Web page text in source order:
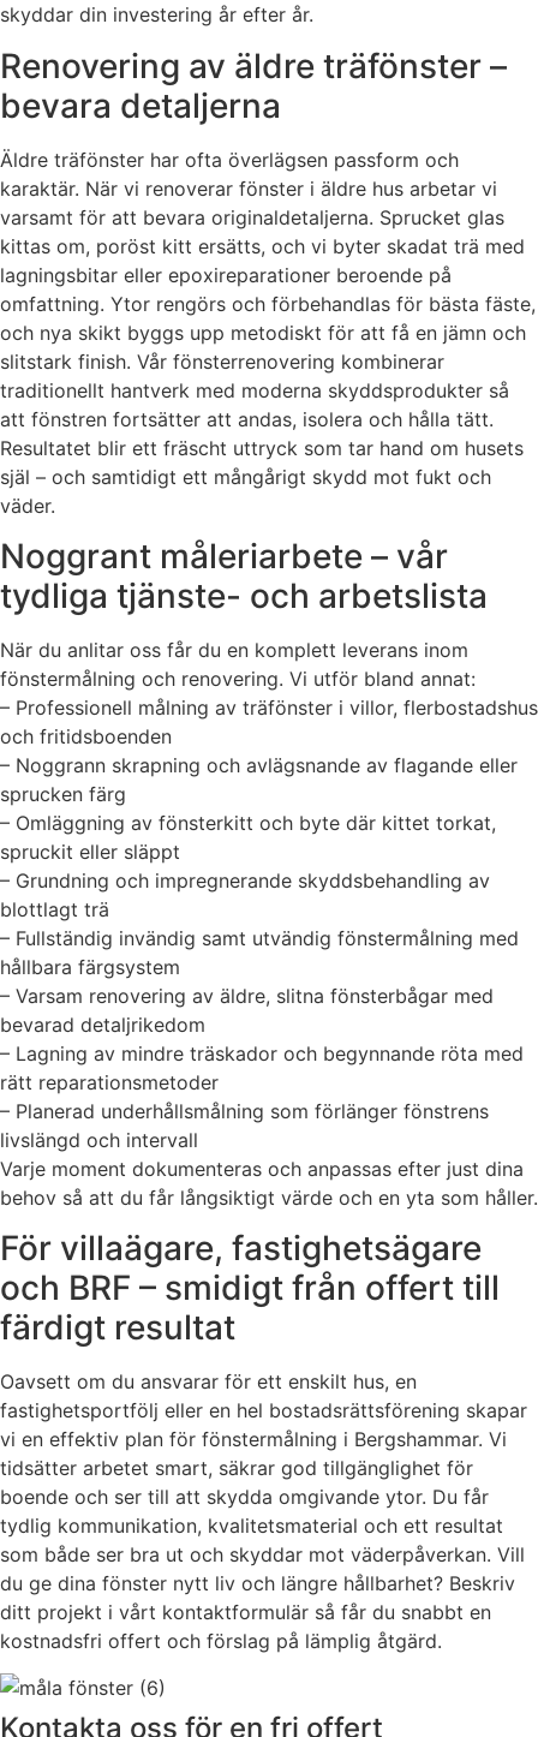
skyddar din investering år efter år.
Renovering av äldre träfönster –
bevara detaljerna
Äldre träfönster har ofta överlägsen passform och
karaktär. När vi renoverar fönster i äldre hus arbetar vi
varsamt för att bevara originaldetaljerna. Sprucket glas
kittas om, poröst kitt ersätts, och vi byter skadat trä med
lagningsbitar eller epoxireparationer beroende på
omfattning. Ytor rengörs och förbehandlas för bästa fäste,
och nya skikt byggs upp metodiskt för att få en jämn och
slitstark finish. Vår fönsterrenovering kombinerar
traditionellt hantverk med moderna skyddsprodukter så
att fönstren fortsätter att andas, isolera och hålla tätt.
Resultatet blir ett fräscht uttryck som tar hand om husets
själ – och samtidigt ett mångårigt skydd mot fukt och
väder.
Noggrant måleriarbete – vår
tydliga tjänste- och arbetslista
När du anlitar oss får du en komplett leverans inom
fönstermålning och renovering. Vi utför bland annat:
– Professionell målning av träfönster i villor, flerbostadshus
och fritidsboenden
– Noggrann skrapning och avlägsnande av flagande eller
sprucken färg
– Omläggning av fönsterkitt och byte där kittet torkat,
spruckit eller släppt
– Grundning och impregnerande skyddsbehandling av
blottlagt trä
– Fullständig invändig samt utvändig fönstermålning med
hållbara färgsystem
– Varsam renovering av äldre, slitna fönsterbågar med
bevarad detaljrikedom
– Lagning av mindre träskador och begynnande röta med
rätt reparationsmetoder
– Planerad underhållsmålning som förlänger fönstrens
livslängd och intervall
Varje moment dokumenteras och anpassas efter just dina
behov så att du får långsiktigt värde och en yta som håller.
För villaägare, fastighetsägare
och BRF – smidigt från offert till
färdigt resultat
Oavsett om du ansvarar för ett enskilt hus, en
fastighetsportfölj eller en hel bostadsrättsförening skapar
vi en effektiv plan för fönstermålning i Bergshammar. Vi
tidsätter arbetet smart, säkrar god tillgänglighet för
boende och ser till att skydda omgivande ytor. Du får
tydlig kommunikation, kvalitetsmaterial och ett resultat
som både ser bra ut och skyddar mot väderpåverkan. Vill
du ge dina fönster nytt liv och längre hållbarhet? Beskriv
ditt projekt i vårt kontaktformulär så får du snabbt en
kostnadsfri offert och förslag på lämplig åtgärd.
Kontakta oss för en fri offert